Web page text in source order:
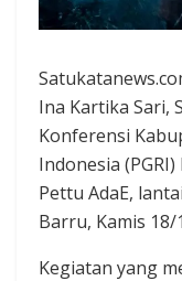
Ina Kartika Sari,
Konferensi
Indonesia
Pettu AdaE,
Barru, Kamis 18/
Kegiatan yang